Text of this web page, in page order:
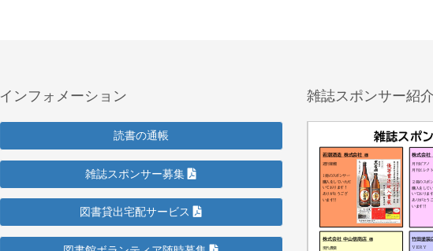
インフォメーション
読書の通帳
雑誌スポンサー募集
図書貸出宅配サービス
雑誌スポンサー紹介